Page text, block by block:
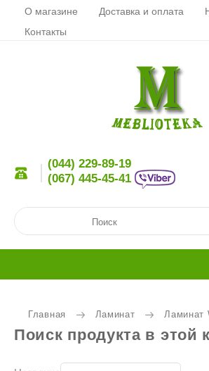
О магазине Доставка и оплата
Контакты
(044) 229-89-19
(067) 445-45-41
Главная Ламинат Ламинат
Поиск продукта в этой